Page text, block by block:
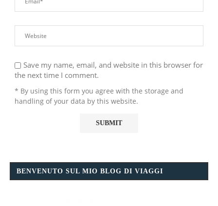
Save my name, email, and website in this browser for
the next time I comment.
* By using this form you agree with the storage and
handling of your data by this website.
BENVENUTO SUL MIO BLOG DI VIAGGI